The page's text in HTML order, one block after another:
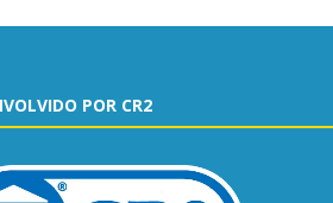
POR CR2